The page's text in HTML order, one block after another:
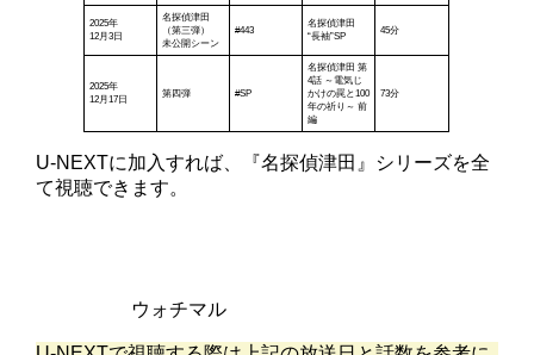
2025年
12月3日
名探偵津田
（第三弾）
未公開シーン
#443
名探偵津田
“長袖”SP
45分
2025年
12月17日
第四弾 #SP
名探偵津田 第
4話 ～電気じ
かけの罠と100
年の祈り～ 前
編
73分
U-NEXTに加入すれば、『名探偵津田』シリーズを全
て視聴できます。
ウォチマル